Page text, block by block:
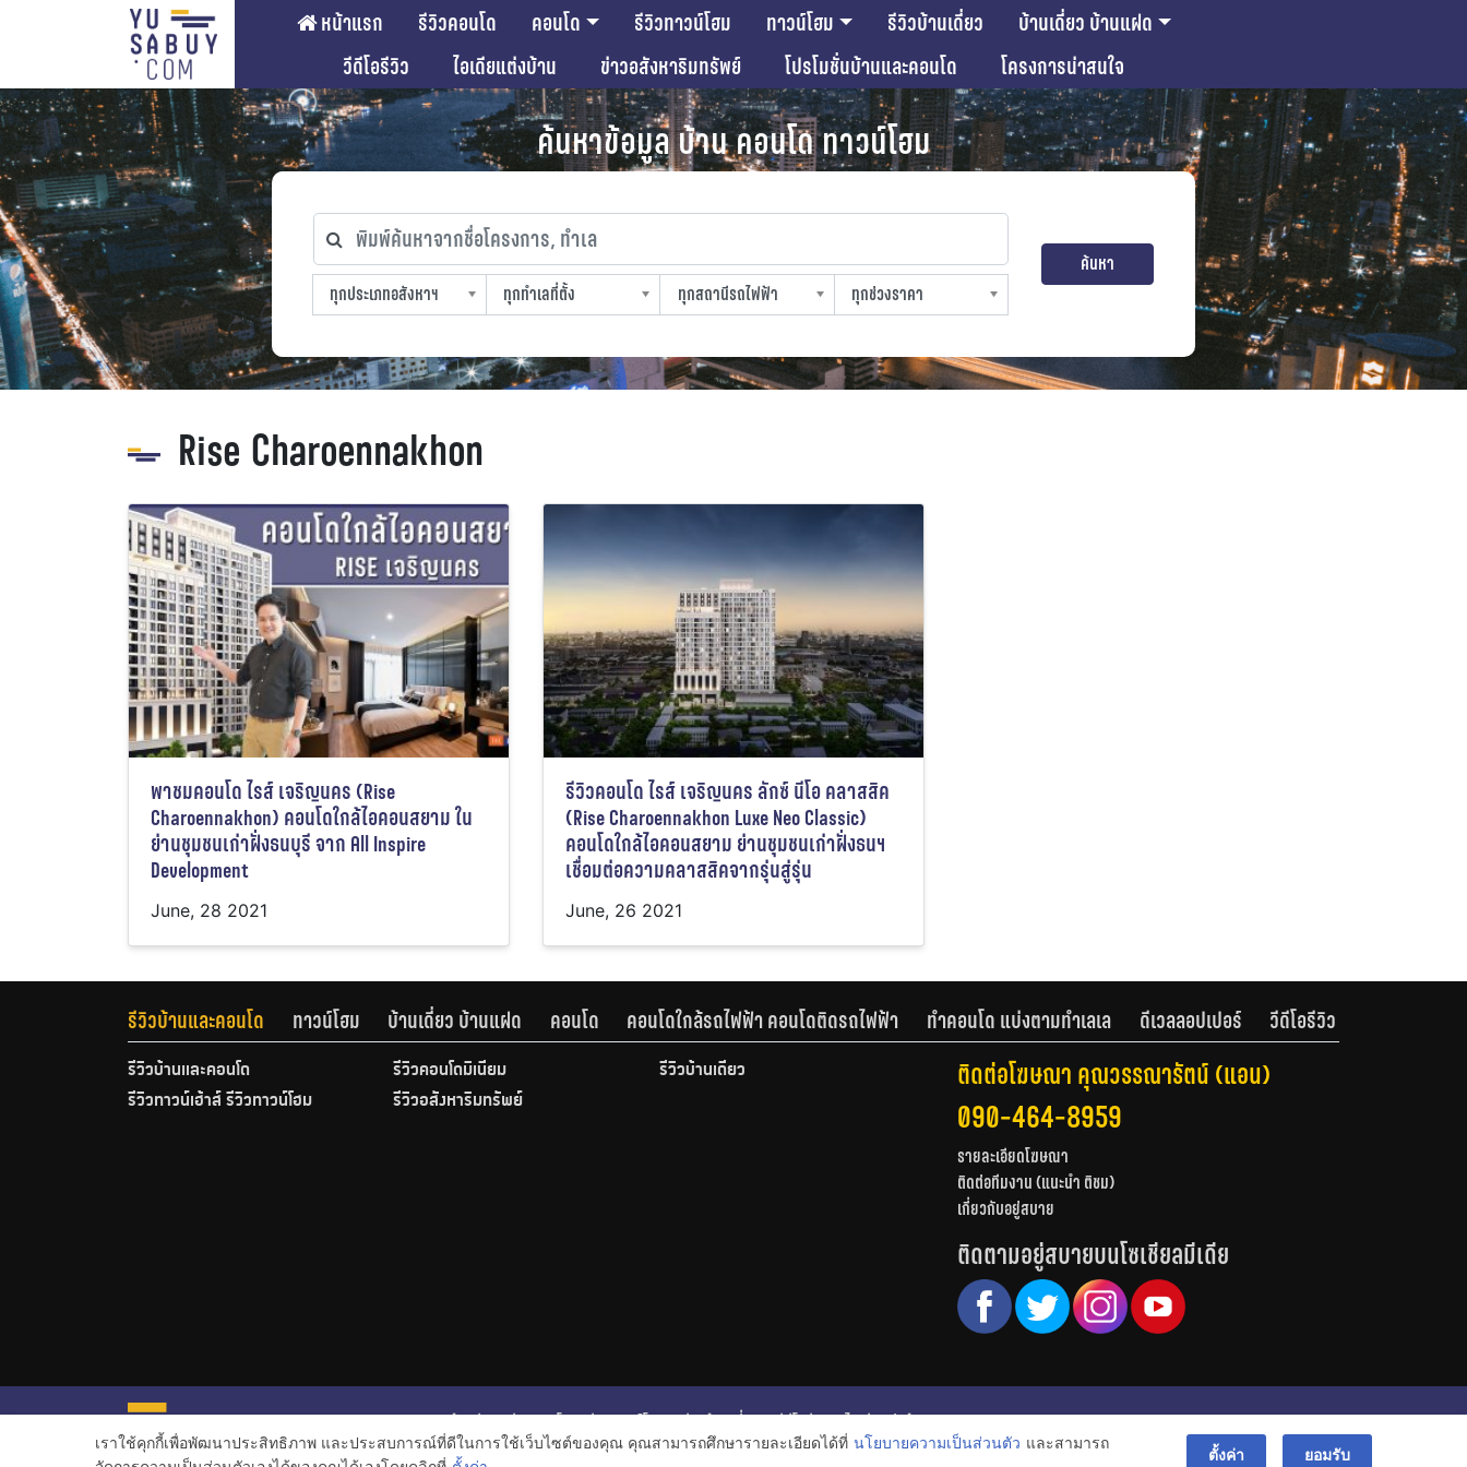
หน้าแรก รีวิวคอนโด คอนโด รีวิวทาวน์โฮม ทาวน์โฮม รีวิวบ้านเดี่ยว
บ้านเดี่ยว บ้านแฝด
วีดีโอรีวิว
ไอเดียแต่งบ้าน ข่าวอสังหาริมทรัพย์ โปรโมชั่นบ้านและคอนโด โครงการน่าสนใจ
ค้นหาข้อมูล บ้าน คอนโด ทาวน์โฮม
พิมพ์ค้นหาจากชื่อโครงการ, ทำเล
ทุกประเภทอสังหาฯ
ทุกประเภทอสังหาฯ
ทุกทำเลที่ตั้ง
ทุกทำเลที่ตั้ง
ทุกสถานีรถไฟฟ้า
ทุกสถานีรถไฟฟ้า
ทุกช่วงราคา
ทุกช่วงราคา
ค้นหา
Rise Charoennakhon
พาชมคอนโด ไรส์ เจริญนคร (Rise
Charoennakhon) คอนโดใกล้ไอคอนสยาม ใน
ย่านชุมชนเก่าฝั่งธนบุรี จาก All Inspire
Development
June, 28 2021
รีวิวคอนโด ไรส์ เจริญนคร ลักซ์ นีโอ คลาสสิค
(Rise Charoennakhon Luxe Neo Classic)
คอนโดใกล้ไอคอนสยาม ย่านชุมชนเก่าฝั่งธนฯ
เชื่อมต่อความคลาสสิคจากรุ่นสู่รุ่น
June, 26 2021
รีวิวบ้านและคอนโด ทาวน์โฮม บ้านเดี่ยว บ้านแฝด คอนโด คอนโดใกล้รถไฟฟ้า คอนโดติดรถไฟฟ้า ทำคอนโด แบ่งตามทำเลเล ดีเวลลอปเปอร์ วีดีโอรีวิว
รีวิวบ้านและคอนโด รีวิวคอนโดมิเนียม
รีวิวบ้านเดี่ยว
รีวิวทาวน์เฮ้าส์ รีวิวทาวน์โฮม
รีวิวอสังหาริมทรัพย์
ติดต่อโฆษณา คุณวรรณารัตน์ (แอน)
090-464-8959
รายละเอียดโฆษณา
ติดต่อทีมงาน (แนะนำ ติชม)
เกี่ยวกับอยู่สบาย
ติดตามอยู่สบายบนโซเชียลมีเดีย
หน้าหลัก รีวิวคอนโด รีวิวทาวน์โฮม รีวิวบ้านเดี่ยว วีดีโอรีวิว
ไอเดียแต่งบ้าน
ข่าวอสังหาริมทรัพย์
โปรโมชั่นบ้านและคอนโด
© สงวนลิขสิทธิ์ 2556-2564
เราใช้คุกกี้เพื่อพัฒนาประสิทธิภาพ และประสบการณ์ที่ดีในการใช้เว็บไซต์ของคุณ คุณสามารถศึกษารายละเอียดได้ที่ นโยบายความเป็นส่วนตัว และสามารถ
ตั้งค่า ยอมรับ